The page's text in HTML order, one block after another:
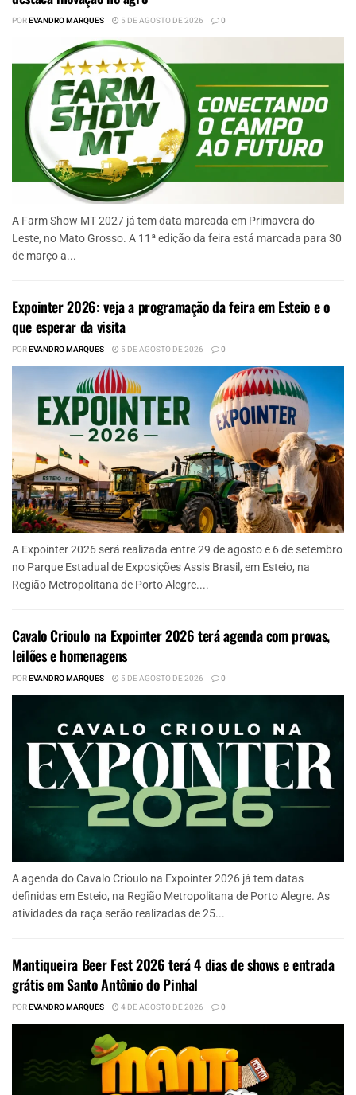
POREVANDRO MARQUES 5 DE AGOSTO DE 2026 0
A Farm Show MT 2027 já tem data marcada em Primavera do
Leste, no Mato Grosso. A 11ª edição da feira está marcada para 30
de março a...
Expointer 2026: veja a programação da feira em Esteio e o
que esperar da visita
POREVANDRO MARQUES 5 DE AGOSTO DE 2026 0
A Expointer 2026 será realizada entre 29 de agosto e 6 de setembro
no Parque Estadual de Exposições Assis Brasil, em Esteio, na
Região Metropolitana de Porto Alegre....
Cavalo Crioulo na Expointer 2026 terá agenda com provas,
leilões e homenagens
POREVANDRO MARQUES 5 DE AGOSTO DE 2026 0
A agenda do Cavalo Crioulo na Expointer 2026 já tem datas
definidas em Esteio, na Região Metropolitana de Porto Alegre. As
atividades da raça serão realizadas de 25...
Mantiqueira Beer Fest 2026 terá 4 dias de shows e entrada
grátis em Santo Antônio do Pinhal
POREVANDRO MARQUES 4 DE AGOSTO DE 2026 0